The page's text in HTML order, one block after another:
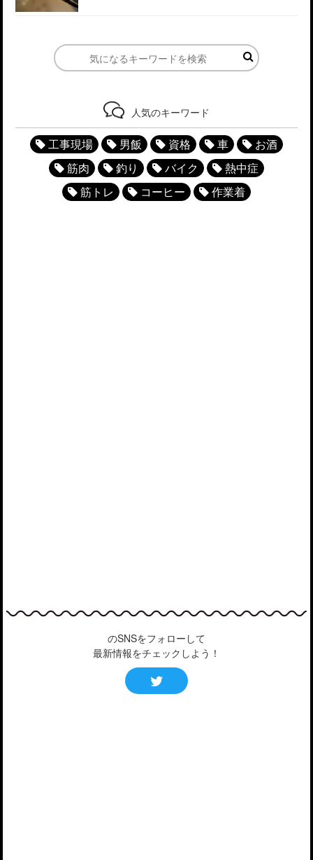
人気のキーワード
工事現場 男飯 資格 車
お酒
筋肉
釣り バイク
熱中症
筋トレ
コーヒー 作業着
のSNSをフォローして
最新情報をチェックしよう！